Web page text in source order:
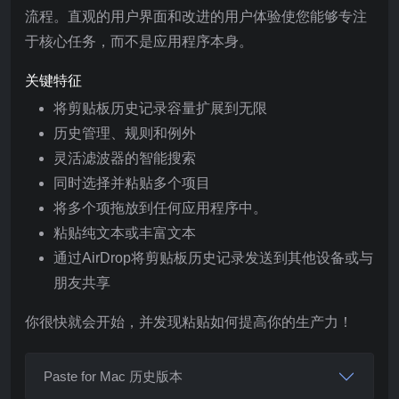
流程。直观的用户界面和改进的用户体验使您能够专注
于核心任务，而不是应用程序本身。
关键特征
将剪贴板历史记录容量扩展到无限
历史管理、规则和例外
灵活滤波器的智能搜索
同时选择并粘贴多个项目
将多个项拖放到任何应用程序中。
粘贴纯文本或丰富文本
通过AirDrop将剪贴板历史记录发送到其他设备或与
朋友共享
你很快就会开始，并发现粘贴如何提高你的生产力！
Paste for Mac 历史版本